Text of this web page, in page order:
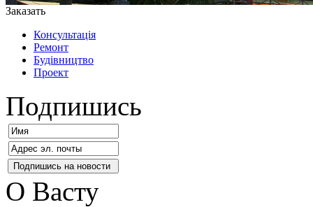
Заказать
Консультація
Ремонт
Будівництво
Проект
Подпишись
О Васту